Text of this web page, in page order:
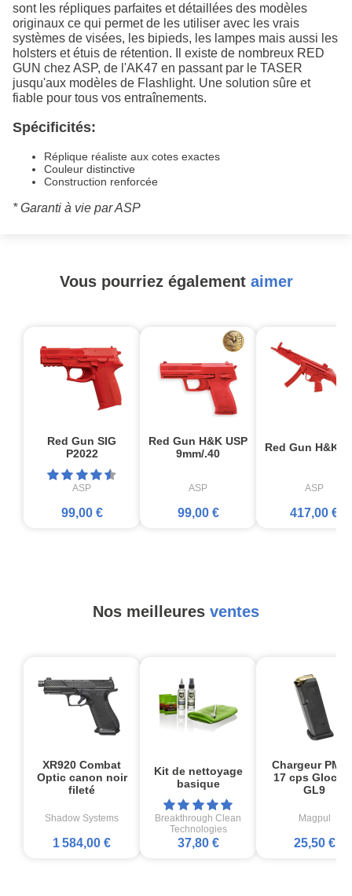
sont les répliques parfaites et détaillées des modèles
originaux ce qui permet de les utiliser avec les vrais
systèmes de visées, les bipieds, les lampes mais aussi les
holsters et étuis de rétention. Il existe de nombreux RED
GUN chez ASP, de l'AK47 en passant par le TASER
jusqu'aux modèles de Flashlight. Une solution sûre et
fiable pour tous vos entraînements.
Spécificités:
Réplique réaliste aux cotes exactes
Couleur distinctive
Construction renforcée
* Garanti à vie par ASP
Vous pourriez également aimer
Red Gun SIG
P2022
ASP
99,00 €
Red Gun H&K USP
9mm/.40
ASP
99,00 €
Red Gun H&K
ASP
417,00 €
Nos meilleures ventes
XR920 Combat
Optic canon noir
fileté
Shadow Systems
1 584,00 €
Kit de nettoyage
basique
Breakthrough Clean
Technologies
37,80 €
Chargeur
17 cps
GL9
Magpul
25,50 €